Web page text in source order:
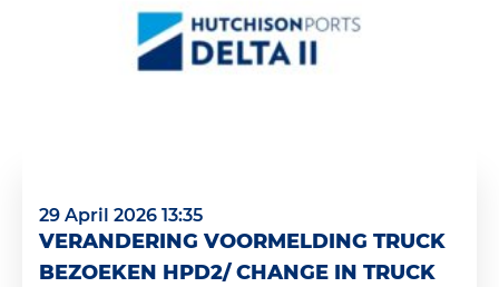
29 April 2026 13:35
VERANDERING VOORMELDING TRUCK
BEZOEKEN HPD2/ CHANGE IN TRUCK